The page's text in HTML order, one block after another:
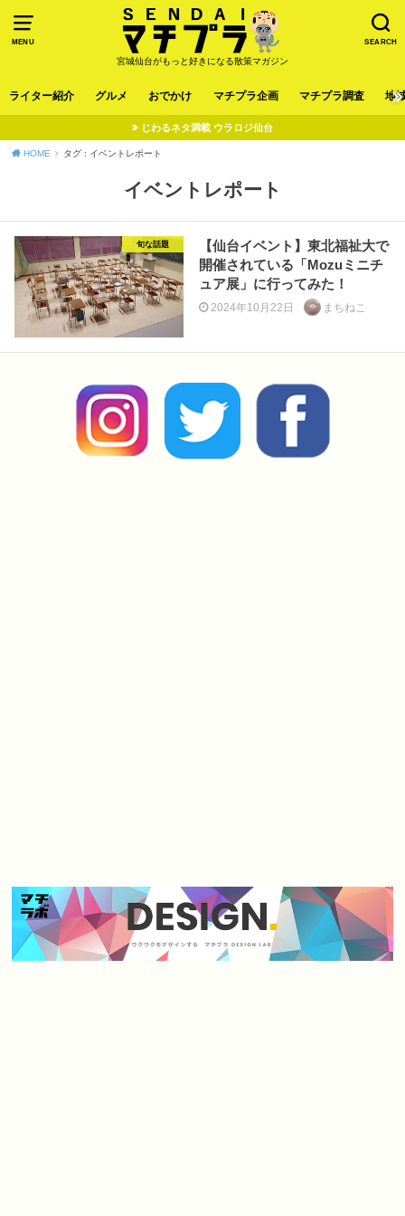
MENU SEARCH
宮城仙台がもっと好きになる散策マガジン
ライター紹介 グルメ おでかけ マチプラ企画 マチプラ調査 地
じわるネタ満載 ウラロジ仙台
HOME タグ : イベントレポート
イベントレポート
旬な話題
【仙台イベント】東北福祉大で
開催されている「Mozuミニチ
ュア展」に行ってみた！
2024年10月22日 まちねこ